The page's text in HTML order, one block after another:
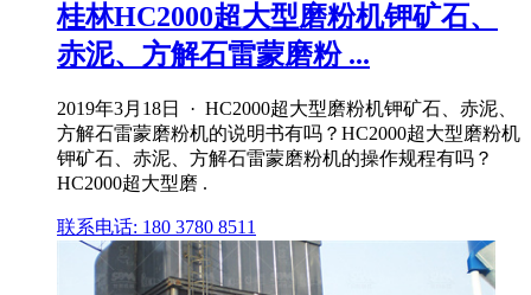
桂林HC2000超大型磨粉机钾矿石、
赤泥、方解石雷蒙磨粉 ...
2019年3月18日 · HC2000超大型磨粉机钾矿石、赤泥、
方解石雷蒙磨粉机的说明书有吗？HC2000超大型磨粉机
钾矿石、赤泥、方解石雷蒙磨粉机的操作规程有吗？
HC2000超大型磨 .
联系电话: 180 3780 8511